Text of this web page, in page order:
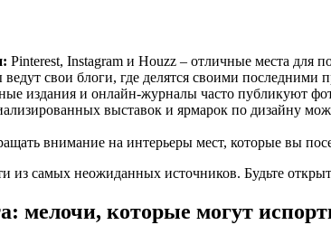
Pinterest, Instagram и Houzz – отличные места для
свои блоги, где делятся своими последними
издания и онлайн-журналы часто публикуют
выставок и ярмарок по дизайну
внимание на интерьеры мест, которые вы
самых неожиданных источников. Будьте
мелочи, которые могут